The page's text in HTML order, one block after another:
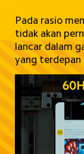
Pada rasio
tidak akan
lancar dalam
yang terdepan